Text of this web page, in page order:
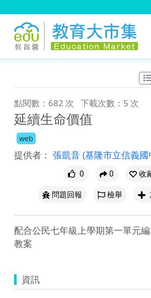
點閱數：682 次 下載次數：5 次
延續生命價值
web
提供者： 張凱音 (基隆市立信義國
0 0
收
問題回報
檢舉
配合公民七年級上學期第一單元
教案
資訊